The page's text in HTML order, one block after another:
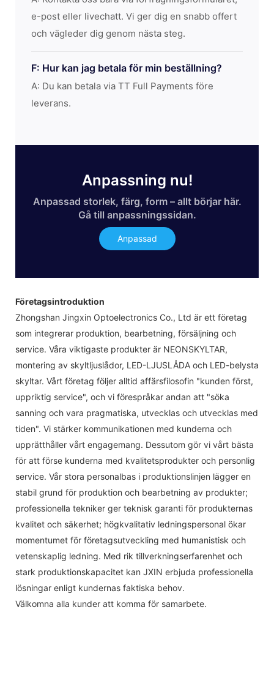
e-post eller livechatt. Vi ger dig en snabb offert
och vägleder dig genom nästa steg.
F: Hur kan jag betala för min beställning?
A: Du kan betala via TT Full Payments före
leverans.
Anpassning nu!
Anpassad storlek, färg, form – allt börjar här.
Gå till anpassningssidan.
Anpassad
Företagsintroduktion
Zhongshan Jingxin Optoelectronics Co., Ltd är ett företag
som integrerar produktion, bearbetning, försäljning och
service. Våra viktigaste produkter är NEONSKYLTAR,
montering av skyltljuslådor, LED-LJUSLÅDA och LED-belysta
skyltar. Vårt företag följer alltid affärsfilosofin "kunden först,
uppriktig service", och vi förespråkar andan att "söka
sanning och vara pragmatiska, utvecklas och utvecklas med
tiden". Vi stärker kommunikationen med kunderna och
upprätthåller vårt engagemang. Dessutom gör vi vårt bästa
för att förse kunderna med kvalitetsprodukter och personlig
service. Vår stora personalbas i produktionslinjen lägger en
stabil grund för produktion och bearbetning av produkter;
professionella tekniker ger teknisk garanti för produkternas
kvalitet och säkerhet; högkvalitativ ledningspersonal ökar
momentumet för företagsutveckling med humanistisk och
vetenskaplig ledning. Med rik tillverkningserfarenhet och
stark produktionskapacitet kan JXIN erbjuda professionella
lösningar enligt kundernas faktiska behov.
Välkomna alla kunder att komma för samarbete.